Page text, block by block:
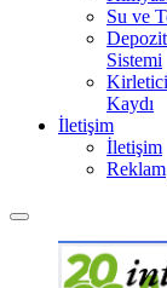
Su ve
Sistemi
Kirletici
Kaydı
İletişim
İletişim
Reklam